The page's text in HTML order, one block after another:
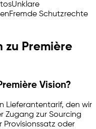
Unklare
Fremde Schutzrechte
zu Première
Vision?
Lieferantentarif, den wir
Zugang zur Sourcing
Provisionssatz oder